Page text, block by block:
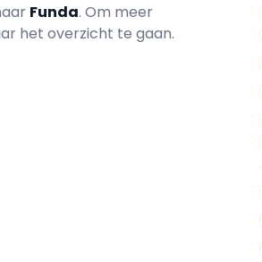
Funda. Om meer
het overzicht te gaan.